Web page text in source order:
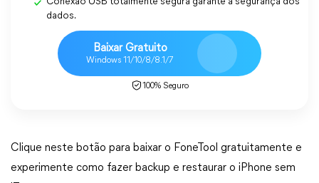
dados.
Baixar Gratuito
Windows 11/10/8/8.1/7
100% Seguro
Clique neste botão para baixar o FoneTool gratuitamente e
experimente como fazer backup e restaurar o iPhone sem